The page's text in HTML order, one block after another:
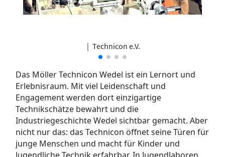
| Technicon e.V.
Das Möller Technicon Wedel ist ein Lernort und
Erlebnisraum. Mit viel Leidenschaft und
Engagement werden dort einzigartige
Technikschätze bewahrt und die
Industriegeschichte Wedel sichtbar gemacht. Aber
nicht nur das: das Technicon öffnet seine Türen für
junge Menschen und macht für Kinder und